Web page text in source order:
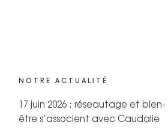
NOTRE ACTUALITÉ
17 juin 2026 : réseautage et bien-
être s’associent avec Caudalie